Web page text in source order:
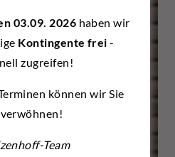
03.09. 2026 haben wir
Kontingente frei -
zugreifen!
können wir Sie
Team